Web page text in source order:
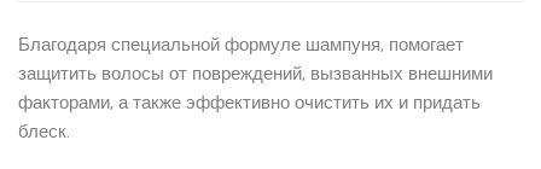
Благодаря специальной формуле шампуня, помогает
защитить волосы от повреждений, вызванных внешними
факторами, а также эффективно очистить их и придать
блеск.